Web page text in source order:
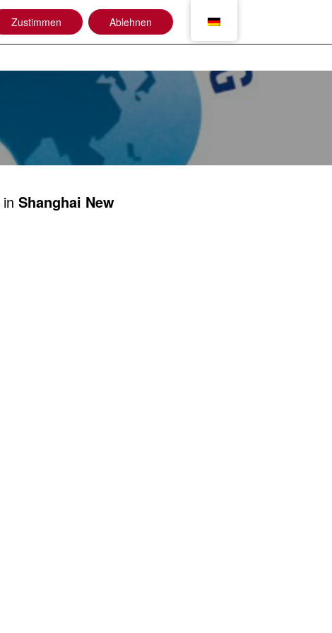
Anwendungen Jobshop
in Shanghai New
Zustimmen Ablehnen